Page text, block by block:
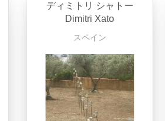
ディミトリ シャトー
Dimitri Xato
スペイン